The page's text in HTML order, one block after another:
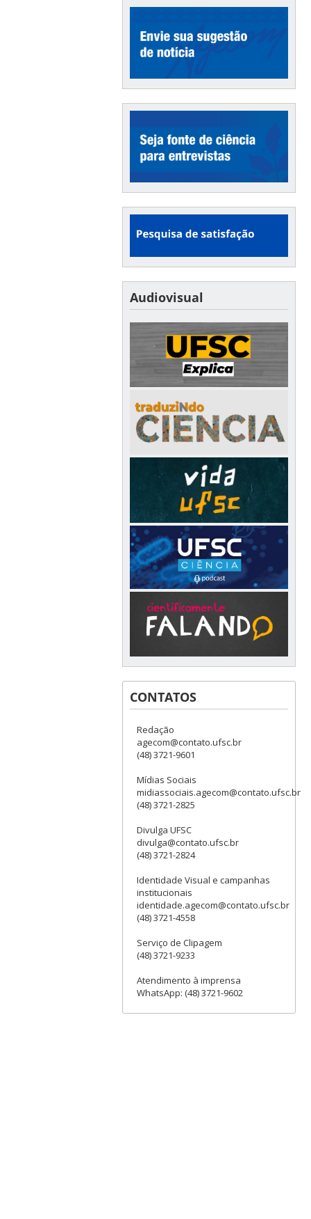
Audiovisual
CONTATOS
Redação
agecom@contato.ufsc.br
(48) 3721-9601
Mídias Sociais
midiassociais.agecom@contato.ufsc.br
(48) 3721-2825
Divulga UFSC
divulga@contato.ufsc.br
(48) 3721-2824
Identidade Visual e campanhas
institucionais
identidade.agecom@contato.ufsc.br
(48) 3721-4558
Serviço de Clipagem
(48) 3721-9233
Atendimento à imprensa
WhatsApp: (48) 3721-9602